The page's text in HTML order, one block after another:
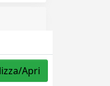
Apri